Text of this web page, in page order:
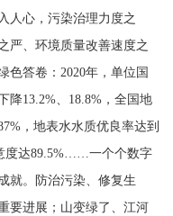
人心，污染治理力度之
严、环境质量改善速度之
色答卷： 2020年，单位国
降13.2%、 18.8% ，全国地
，地表水水质优良率达到
度达89.5%……一个个数字
就。防治污染、修复生
要进展；山变绿了、江河